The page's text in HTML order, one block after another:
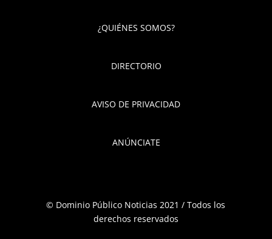
¿QUIÉNES SOMOS?
DIRECTORIO
AVISO DE PRIVACIDAD
ANÚNCIATE
© Dominio Público Noticias 2021 / Todos los
derechos reservados